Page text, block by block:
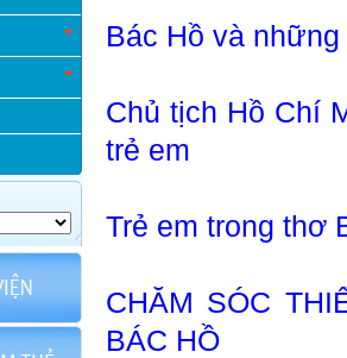
Bác Hồ và
Chủ tịch Hồ Chí
trẻ em
Trẻ em trong thơ
CHĂM SÓC
BÁC HỒ